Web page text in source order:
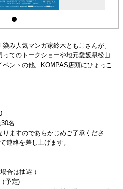
染み人気マンガ家鈴木ともこさんが、
てのトークショーや地元愛媛県松山
ントの他、KOMPAS店頭にひょっこ
名
ますのであらかじめご了承くださ
連絡を差し上げます。
合は抽選 ）
予定)